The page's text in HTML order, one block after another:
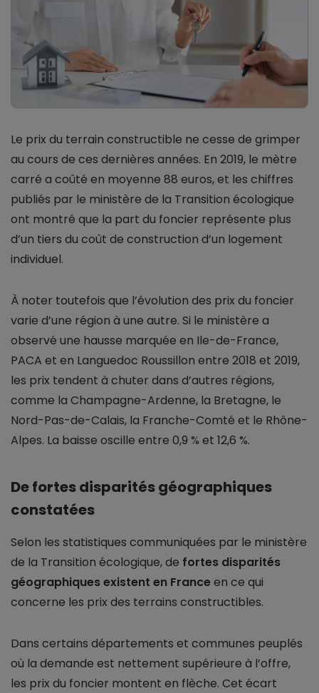
Le prix du terrain constructible ne cesse de grimper
au cours de ces dernières années. En 2019, le mètre
carré a coûté en moyenne 88 euros, et les chiffres
publiés par le ministère de la Transition écologique
ont montré que la part du foncier représente plus
d’un tiers du coût de construction d’un logement
individuel.
À noter toutefois que l’évolution des prix du foncier
varie d’une région à une autre. Si le ministère a
observé une hausse marquée en Ile-de-France,
PACA et en Languedoc Roussillon entre 2018 et 2019,
les prix tendent à chuter dans d’autres régions,
comme la Champagne-Ardenne, la Bretagne, le
Nord-Pas-de-Calais, la Franche-Comté et le Rhône-
Alpes. La baisse oscille entre 0,9 % et 12,6 %.
De fortes disparités géographiques
constatées
Selon les statistiques communiquées par le ministère
de la Transition écologique, de fortes disparités
géographiques existent en Franceen ce qui
concerne les prix des terrains constructibles.
Dans certains départements et communes peuplés
où la demande est nettement supérieure à l’offre,
les prix du foncier montent en flèche. Cet écart